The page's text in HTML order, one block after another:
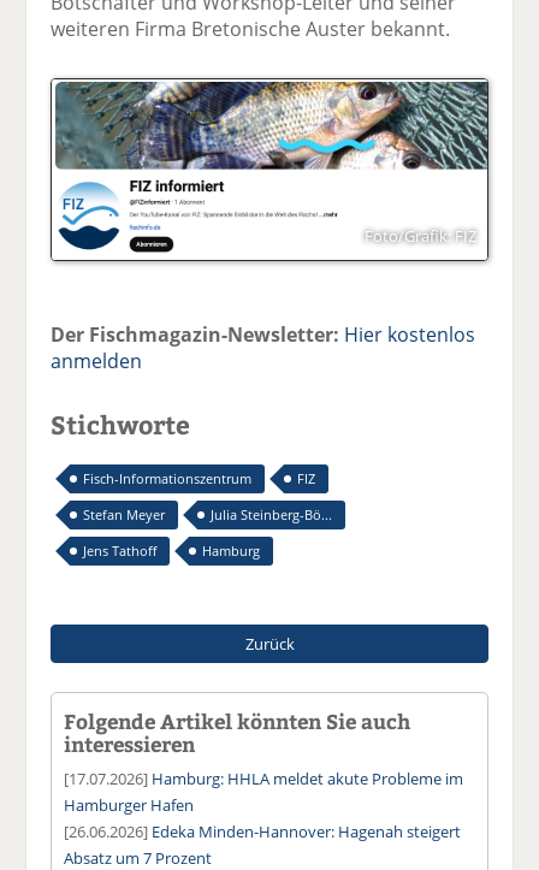
weiteren Firma Bretonische Auster bekannt.
Foto/Grafik: FIZ
Der Fischmagazin-Newsletter: Hier kostenlos
anmelden
Stichworte
Fisch-Informationszentrum
FIZ
Stefan Meyer
Julia Steinberg-Bö...
Jens Tathoff
Hamburg
Zurück
Folgende Artikel könnten Sie auch
interessieren
[17.07.2026] Hamburg: HHLA meldet akute Probleme im
Hamburger Hafen
[26.06.2026] Edeka Minden-Hannover: Hagenah steigert
Absatz um 7 Prozent